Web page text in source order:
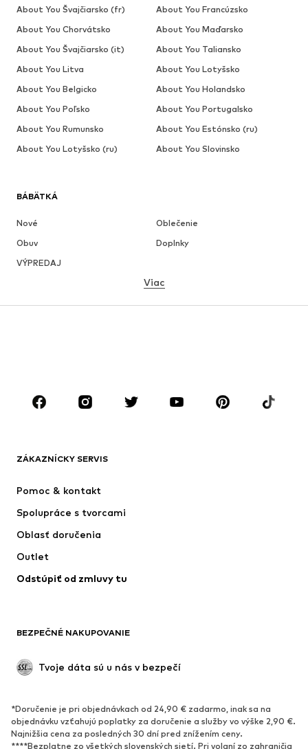
BÁBÄTKÁ
Nové
Oblečenie
Obuv
Doplnky
VÝPREDAJ
ZNAČKY
ADIDAS SPORTSWEAR
ADIDAS PERFORMANCE
Viac
ZÁKAZNÍCKY SERVIS
Pomoc & kontakt
Spolupráce s tvorcami
Oblasť doručenia
Outlet
Odstúpiť od zmluvy tu
BEZPEČNÉ NAKUPOVANIE
Tvoje dáta sú u nás v bezpečí
*Doručenie je pri objednávkach od 24,90 € zadarmo, inak sa na
objednávku vzťahujú poplatky za doručenie a služby vo výške 2,90 €.
Najnižšia cena za posledných 30 dní pred znížením ceny.
****Bezplatne zo všetkých slovenských sietí. Pri volaní zo zahraničia
About You Švajčiarsko (fr)
About You Francúzsko
About You Chorvátsko
About You Maďarsko
About You Švajčiarsko (it)
About You Taliansko
About You Litva
About You Lotyšsko
About You Belgicko
About You Holandsko
About You Poľsko
About You Portugalsko
About You Rumunsko
About You Estónsko (ru)
About You Lotyšsko (ru)
About You Slovinsko